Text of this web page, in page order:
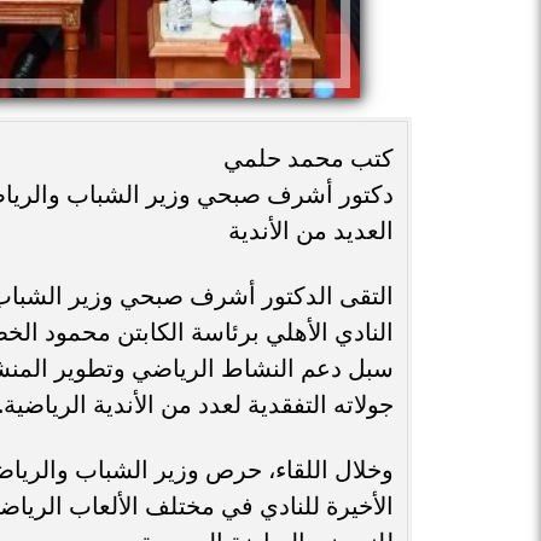
كتب محمد حلمي
دكتور أشرف صبحي وزير الشباب
العديد من الأندية
التقى الدكتور أشرف صبحي وزير
النادي الأهلي برئاسة الكابتن محمود
سبل دعم النشاط الرياضي وتطوير
جولاته التفقدية لعدد من الأندية
وخلال اللقاء، حرص وزير الشباب
الأخيرة للنادي في مختلف الألعاب